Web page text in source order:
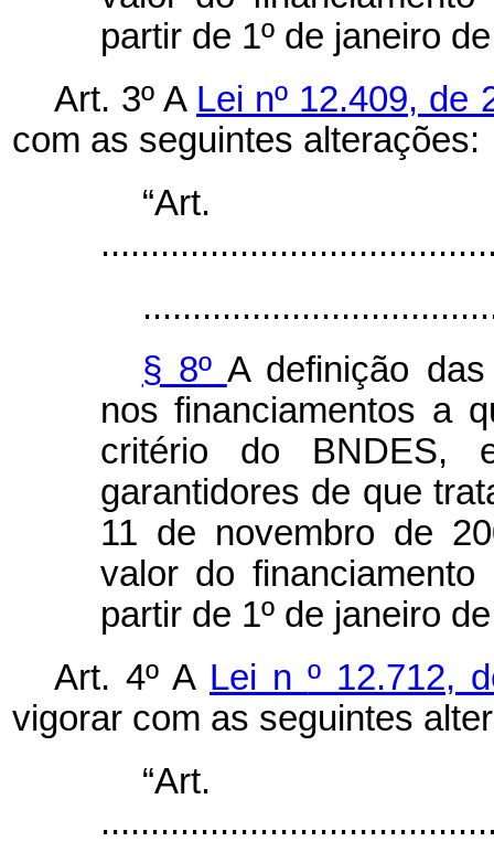
partir de 1º de janeiro
Art. 3º A Lei nº 12.409, de
com as seguintes alterações:
§ 8º A definição
nos financiamentos a
critério do BNDES,
garantidores de que
11 de novembro de
valor do
partir de 1º de janeiro
Art. 4º A Lei nº 12.712,
vigorar com as seguintes